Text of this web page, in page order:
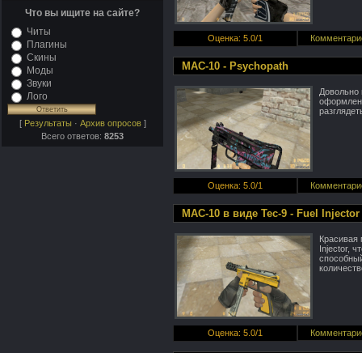
Что вы ищите на сайте?
Читы
Плагины
Скины
Моды
Звуки
Лого
[ Результаты · Архив опросов]
Всего ответов: 8253
Оценка: 5.0/1
MAC-10 - Psychopath
Оценка: 5.0/1
MAC-10 в виде Tec-9 - Fuel
Красивая
Injector,
Оценка: 5.0/1